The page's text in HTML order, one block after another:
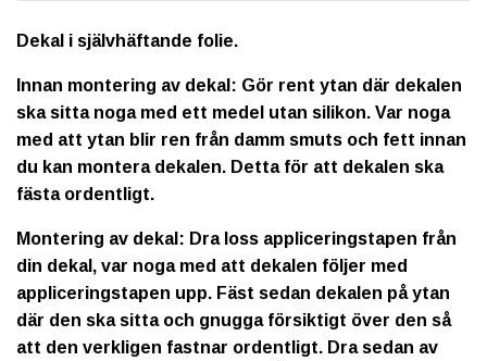
Dekal i självhäftande folie.
Innan montering av dekal: Gör rent ytan där dekalen
ska sitta noga med ett medel utan silikon. Var noga
med att ytan blir ren från damm smuts och fett innan
du kan montera dekalen. Detta för att dekalen ska
fästa ordentligt.
Montering av dekal: Dra loss appliceringstapen från
din dekal, var noga med att dekalen följer med
appliceringstapen upp. Fäst sedan dekalen på ytan
där den ska sitta och gnugga försiktigt över den så
att den verkligen fastnar ordentligt. Dra sedan av